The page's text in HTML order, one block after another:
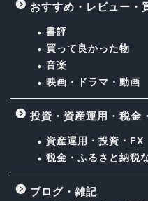
おすすめ・レビュー・
書評
買って良かった物
音楽
映画・ドラマ・動画
投資・資産運用・税金
資産運用・投資・FX
税金・ふるさと納税
ブログ・雑記